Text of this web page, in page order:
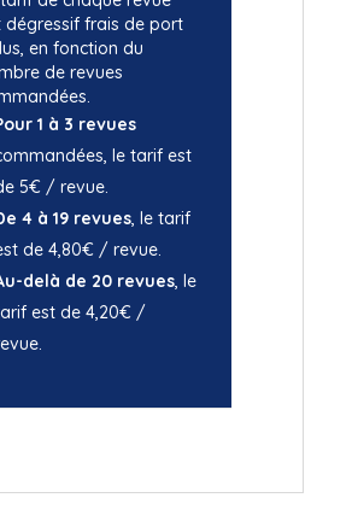
dégressif frais de port
en fonction du
de revues
1 à 3 revues
le tarif est
5€ / revue.
4 à 19 revues, le tarif
de 4,80€ / revue.
delà de 20 revues, le
est de 4,20€ /